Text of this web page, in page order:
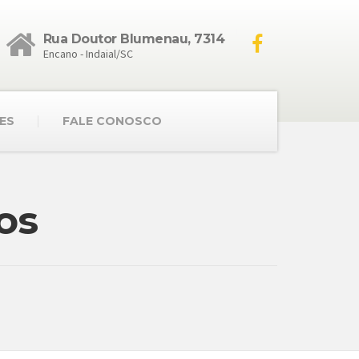
Rua Doutor Blumenau, 7314
Encano - Indaial/SC
FALE CONOSCO